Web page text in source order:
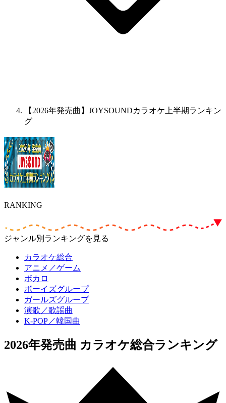
【2026年発売曲】JOYSOUNDカラオケ上半期ランキン
グ
RANKING
ジャンル別ランキングを見る
カラオケ総合
アニメ／ゲーム
ボカロ
ボーイズグループ
ガールズグループ
演歌／歌謡曲
K-POP／韓国曲
2026年発売曲 カラオケ総合ランキング